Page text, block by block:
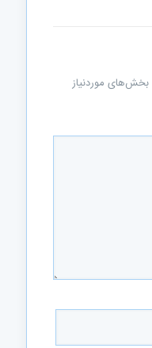
بخش‌های موردنیاز